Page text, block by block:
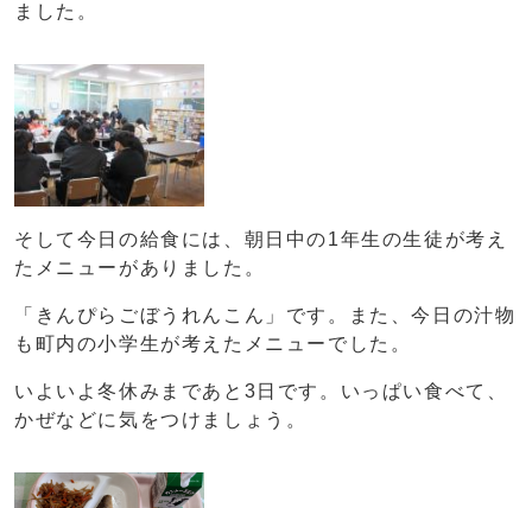
ました。
そして今日の給食には、朝日中の1年生の生徒が考え
たメニューがありました。
「きんぴらごぼうれんこん」です。また、今日の汁物
も町内の小学生が考えたメニューでした。
いよいよ冬休みまであと3日です。いっぱい食べて、
かぜなどに気をつけましょう。